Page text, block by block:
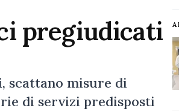
pregiudicati
misure di
di servizi predisposti